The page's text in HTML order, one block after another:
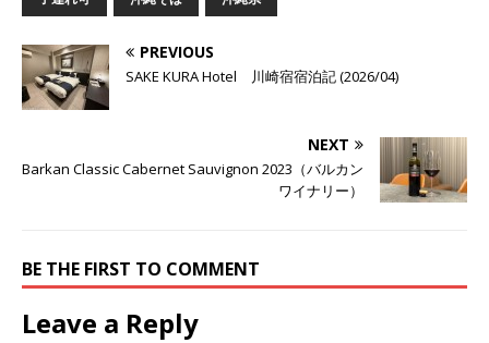
PREVIOUS
SAKE KURA Hotel 川崎宿宿泊記 (2026/04)
NEXT
Barkan Classic Cabernet Sauvignon 2023（バルカン
ワイナリー）
BE THE FIRST TO COMMENT
Leave a Reply